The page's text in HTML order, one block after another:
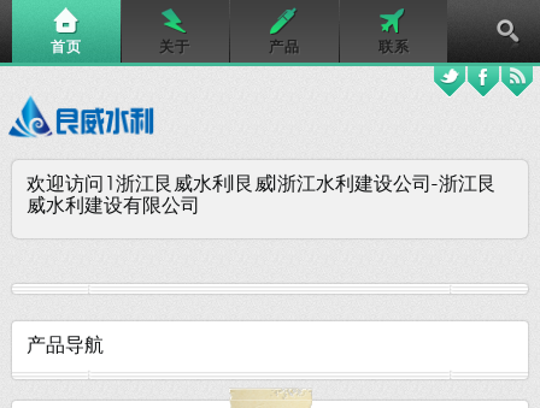
首页 关于 产品 联系
欢迎访问1浙江艮威水利|艮威|浙江水利建设公司-浙江艮
威水利建设有限公司
产品导航